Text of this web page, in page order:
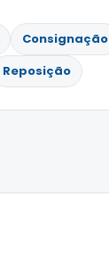
Consignação
Reposição